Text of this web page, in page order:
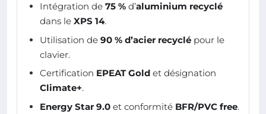
Intégration de 75 % d’aluminium recyclé
dans le XPS 14.
Utilisation de 90 % d’acier recyclé pour le
clavier.
Certification EPEAT Gold et désignation
Climate+.
Energy Star 9.0 et conformité BFR/PVC free.